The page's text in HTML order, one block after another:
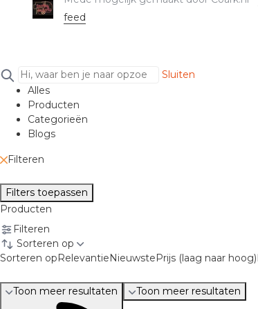
feed
Sluiten
Alles
Producten
Categorieën
Blogs
Filteren
Filters toepassen
Producten
Filteren
Sorteren op
Sorteren op Relevantie Nieuwste Prijs (laag naar hoog)
Toon meer resultaten Toon meer resultaten